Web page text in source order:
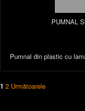
PUMNAL
Pumnal din plastic cu
1 2 Următoarele